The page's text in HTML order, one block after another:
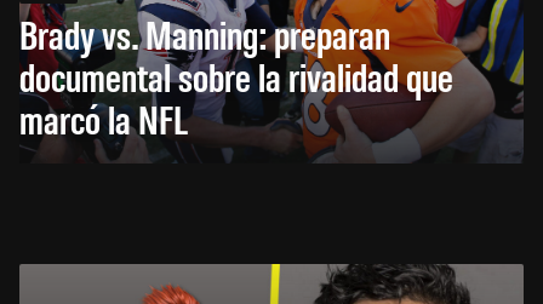
Brady vs. Manning: preparan
documental sobre la rivalidad que
marcó la NFL